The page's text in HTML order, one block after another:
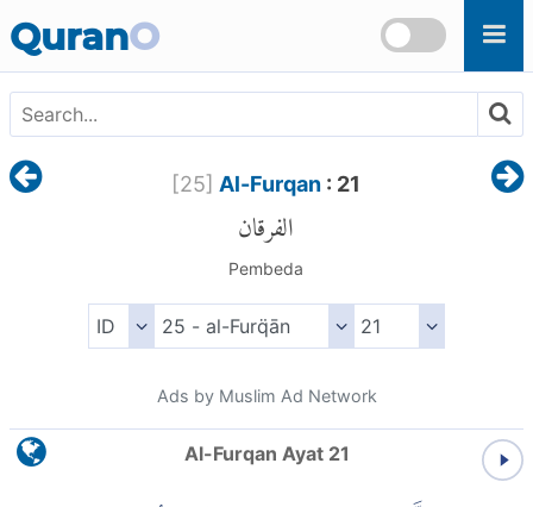
QuranO
[25] Al-Furqan : 21
الفرقان
Pembeda
Ads by Muslim Ad Network
Al-Furqan Ayat 21